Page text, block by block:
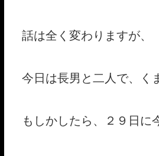
話は全く変わりますが、
今日は長男と二人で、く
もしかしたら、２９日に